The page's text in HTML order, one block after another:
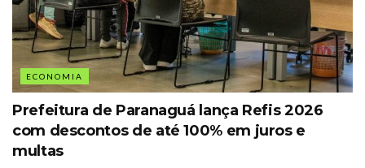
ECONOMIA
Prefeitura de Paranaguá lança Refis 2026
com descontos de até 100% em juros e
multas